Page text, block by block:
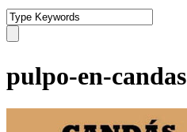
pulpo-en-candas